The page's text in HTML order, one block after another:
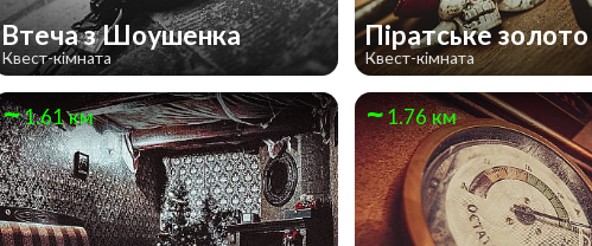
Втеча з Шоушенка
Квест-кімната
Піратське золото
Квест-кімната
1.61 км 1.76 км